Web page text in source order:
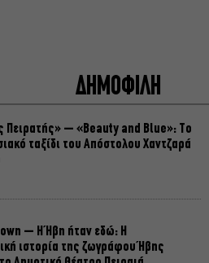
ΔΗΜΟΦΙΛΗ
Πειρατής» – «Beauty and Blue»: Το
ταξίδι του Απόστολου Χαντζαρά
– Η Ήβη ήταν εδώ: Η
ιστορία της ζωγράφου Ήβης